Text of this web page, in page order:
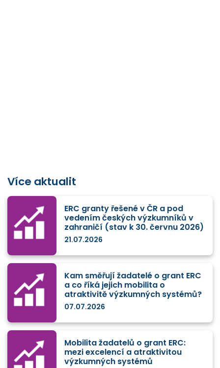
Více aktualit
ERC granty řešené v ČR a pod
vedením českých výzkumníků v
zahraničí (stav k 30. červnu 2026)
21.07.2026
Kam směřují žadatelé o grant ERC
a co říká jejich mobilita o
atraktivitě výzkumných systémů?
07.07.2026
Mobilita žadatelů o grant ERC:
mezi excelencí a atraktivitou
výzkumných systémů